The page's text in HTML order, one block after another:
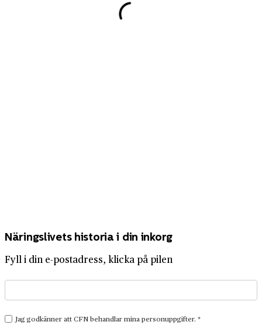
Näringslivets historia i din inkorg
Fyll i din e-postadress, klicka på pilen